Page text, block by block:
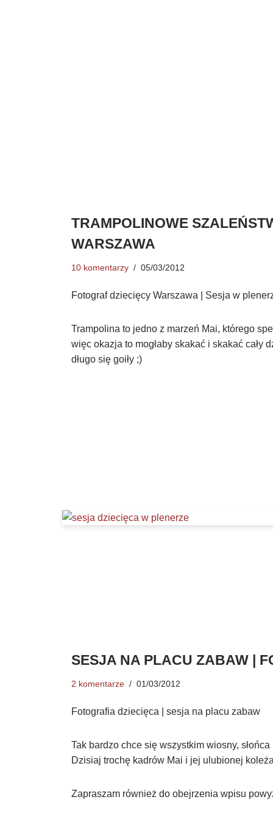
TRAMPOLINOWE
WARSZAWA
10 komentarzy 05/03/2012
Fotograf dziecięcy Warszawa | Sesja w
Trampolina to jedno z marzeń Mai, którego
więc okazja to mogłaby skakać i skakać cały
długo się goiły ;)
SESJA NA PLACU ZABAW |
2 komentarze 01/03/2012
Fotografia dziecięca | sesja na placu zabaw
Tak bardzo chce się wszystkim wiosny,
Dzisiaj trochę kadrów Mai i jej ulubionej
Zapraszam również do obejrzenia wpisu